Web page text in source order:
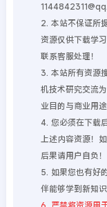
2. 本站不保证所
资源仅供下载学
联系客服处理！
3. 本站所有资源
机技术研究交流
业目的与商业用途
4. 您必须在下载
上述内容资源！
后果请用户自负！
5. 如果您也有好
伴能够学到新知